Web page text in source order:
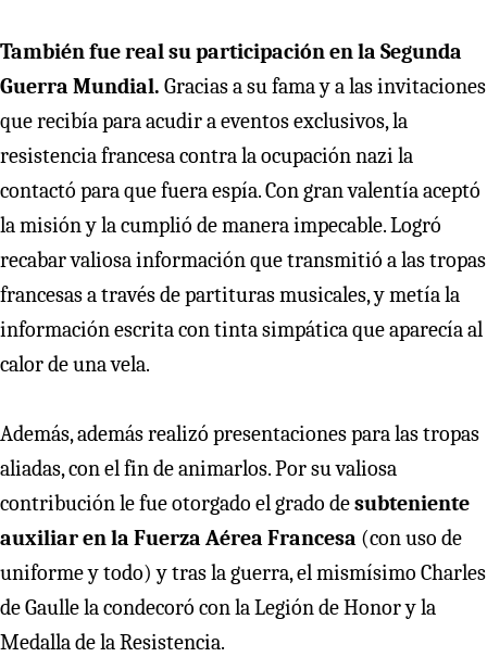
También fue real su participación en la Segunda
Guerra Mundial. Gracias a su fama y a las invitaciones
que recibía para acudir a eventos exclusivos, la
resistencia francesa contra la ocupación nazi la
contactó para que fuera espía. Con gran valentía aceptó
la misión y la cumplió de manera impecable. Logró
recabar valiosa información que transmitió a las tropas
francesas a través de partituras musicales, y metía la
información escrita con tinta simpática que aparecía al
calor de una vela.
Además, además realizó presentaciones para las tropas
aliadas, con el fin de animarlos. Por su valiosa
contribución le fue otorgado el grado desubteniente
auxiliar en la Fuerza Aérea Francesa (con uso de
uniforme y todo) y tras la guerra, el mismísimo Charles
de Gaulle la condecoró con la Legión de Honor y la
Medalla de la Resistencia.